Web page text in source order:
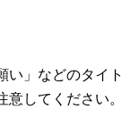
い」などのタイト
してください。